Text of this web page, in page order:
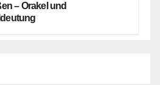
– Orakel und